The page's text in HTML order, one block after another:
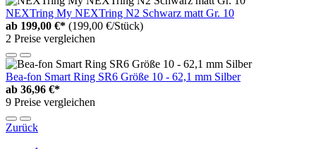
NEXTring My NEXTring N2 Schwarz matt Gr. 10
ab 199,00 €* (199,00 €/Stück)
2 Preise vergleichen
Bea-fon Smart Ring SR6 Größe 10 - 62,1 mm Silber
ab 36,96 €*
9 Preise vergleichen
Zurück